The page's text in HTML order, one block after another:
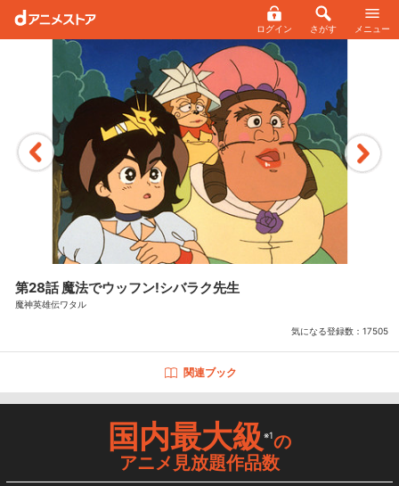
ログイン さがす メニュー
第28話 魔法でウッフン!シバラク先生
魔神英雄伝ワタル
気になる登録数： 17505
関連ブック
国内最大級※1の
アニメ見放題作品数